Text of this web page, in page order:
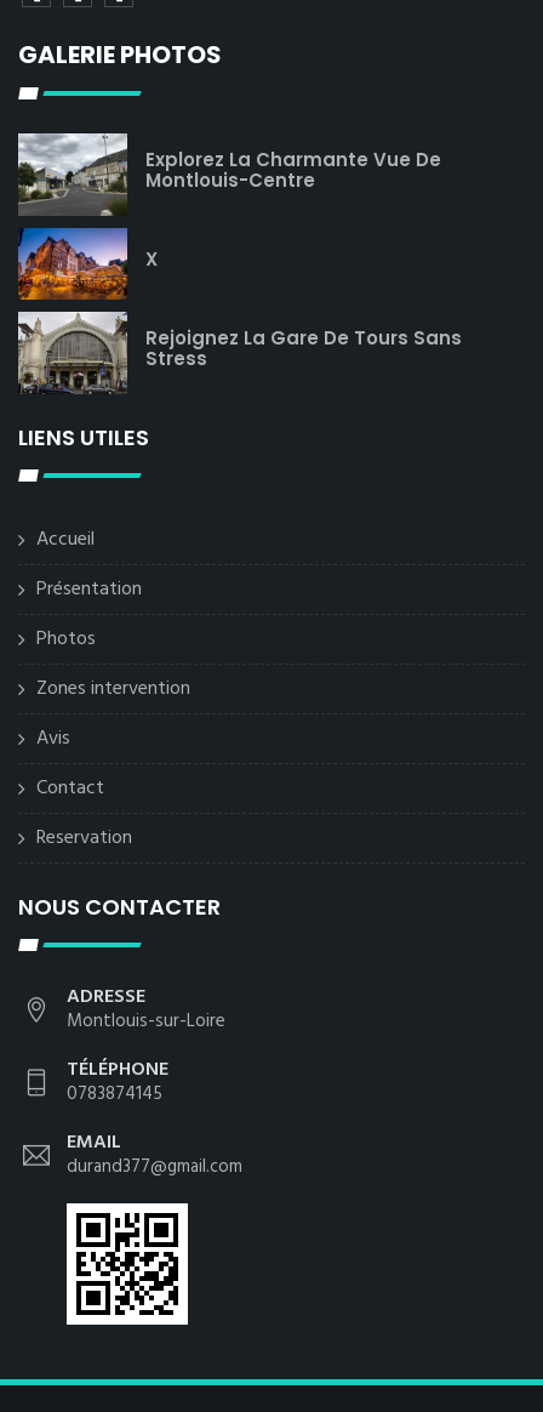
GALERIE PHOTOS
Explorez La Charmante Vue De
Montlouis-Centre
X
Rejoignez La Gare De Tours Sans
Stress
LIENS UTILES
Accueil
Présentation
Photos
Zones intervention
Avis
Contact
Reservation
NOUS CONTACTER
ADRESSE
Montlouis-sur-Loire
TÉLÉPHONE
0783874145
EMAIL
durand377@gmail.com